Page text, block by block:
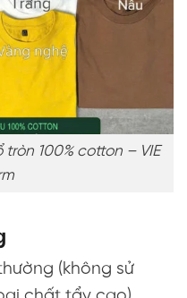
100% cotton – VIE
(không sử